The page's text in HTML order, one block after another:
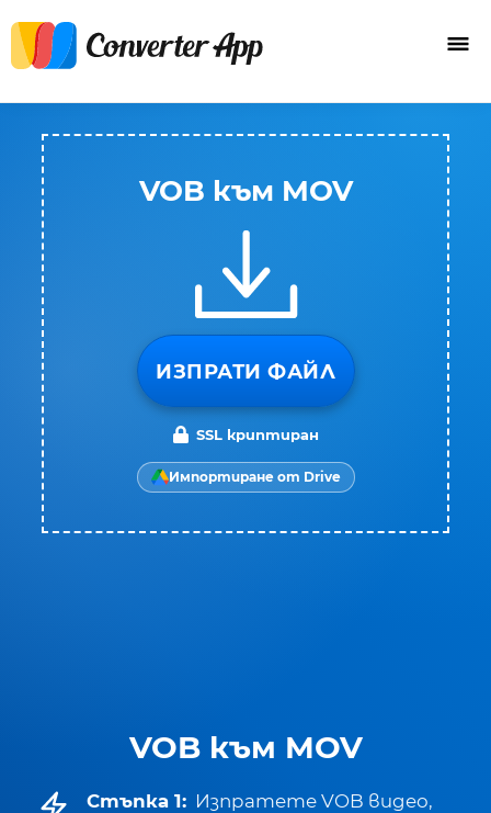
VOB към MOV
Стъпка 1: Изпратете VOB видео,
VOB към MOV
ИЗПРАТИ ФАЙЛ
SSL криптиран
Импортиране от Drive